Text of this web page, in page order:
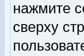
нажмите
сверху